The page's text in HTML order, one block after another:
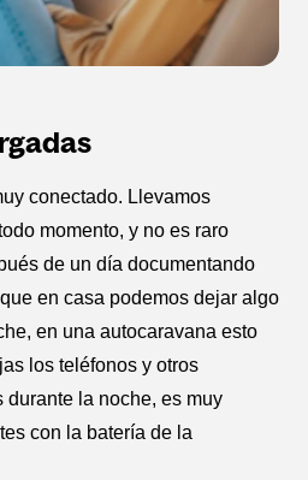
conectado. Llevamos
momento, y no es raro
de un día documentando
en casa podemos dejar algo
en una autocaravana esto
los teléfonos y otros
la noche, es muy
con la batería de la